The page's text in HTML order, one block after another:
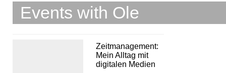
Events with Ole
Zeitmanagement:
Mein Alltag mit
digitalen Medien